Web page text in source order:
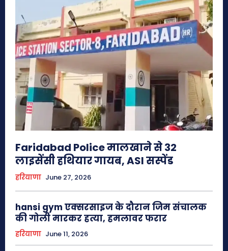
Faridabad Police मालखाने से 32
लाइसेंसी हथियार गायब, ASI सस्पेंड
हरियाणा June 27, 2026
hansi gym एक्सरसाइज के दौरान जिम संचालक
की गोली मारकर हत्या, हमलावर फरार
हरियाणा June 11, 2026